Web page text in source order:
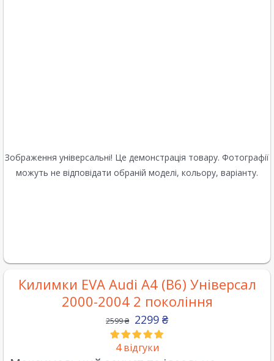
Зображення універсальні! Це демонстрація товару. Фотографії
можуть не відповідати обраній моделі, кольору, варіанту.
Килимки EVA Audi A4 (B6) Універсал
2000-2004 2 покоління
2599₴ 2299 ₴
4відгуки